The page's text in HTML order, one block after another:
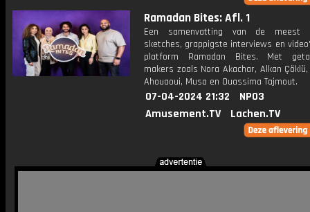
Ramadan Bites: Afl. 1
Een samenvatting van de meest
sketches, grappigste interviews en
platform Ramadan Bites. Met
makers zoals Nora Akachar, Alkan
Ahouaoui, Musa en Ouassima Tajmout.
07-04-2024 21:32
NPO3
Amusement.TV
Lachen.TV